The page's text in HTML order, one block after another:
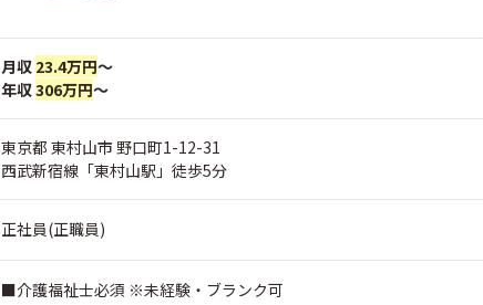
月収 23.4万円～
年収306万円～
東京都 東村山市 野口町1-12-31
西武新宿線「東村山駅」徒歩5分
正社員(正職員)
■介護福祉士必須 ※未経験・ブランク可